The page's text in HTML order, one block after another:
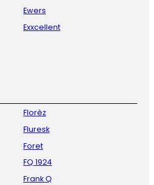
Ewers
Exxcellent
Florèz
Fluresk
Foret
FQ 1924
Frank Q